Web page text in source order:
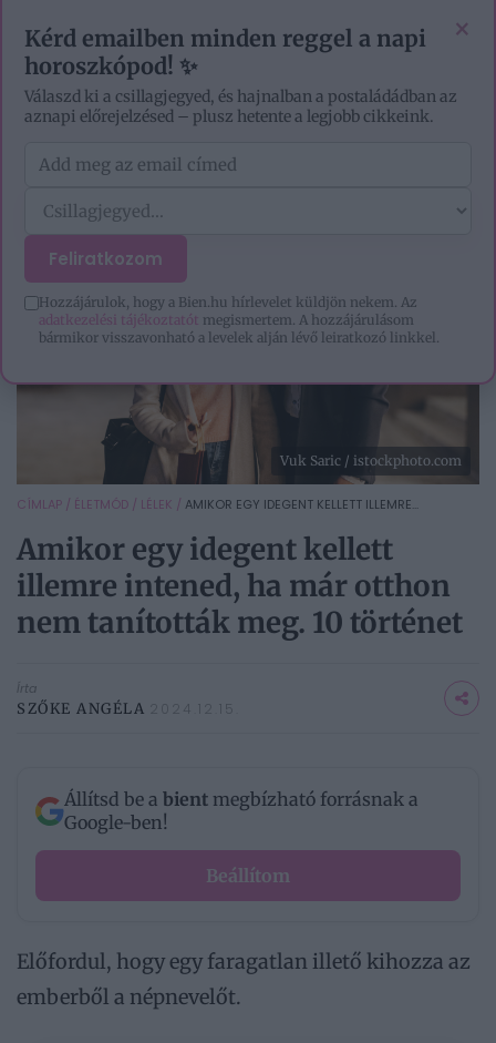
Vuk Saric / istockphoto.com
CÍMLAP / ÉLETMÓD / LÉLEK / AMIKOR EGY IDEGENT KELLETT ILLEMRE...
Amikor egy idegent kellett
illemre intened, ha már otthon
nem tanították meg. 10 történet
Írta
SZŐKE ANGÉLA 2024.12.15.
Állítsd be a bient megbízható forrásnak a
Google-ben!
Beállítom
Előfordul, hogy egy faragatlan illető kihozza az
emberből a népnevelőt.
×
Kérd emailben minden reggel a napi
horoszkópod! ✨
Válaszd ki a csillagjegyed, és hajnalban a postaládádban az
aznapi előrejelzésed – plusz hetente a legjobb cikkeink.
Feliratkozom
Hozzájárulok, hogy a Bien.hu hírlevelet küldjön nekem. Az
adatkezelési tájékoztatót megismertem. A hozzájárulásom
bármikor visszavonható a levelek alján lévő leiratkozó linkkel.